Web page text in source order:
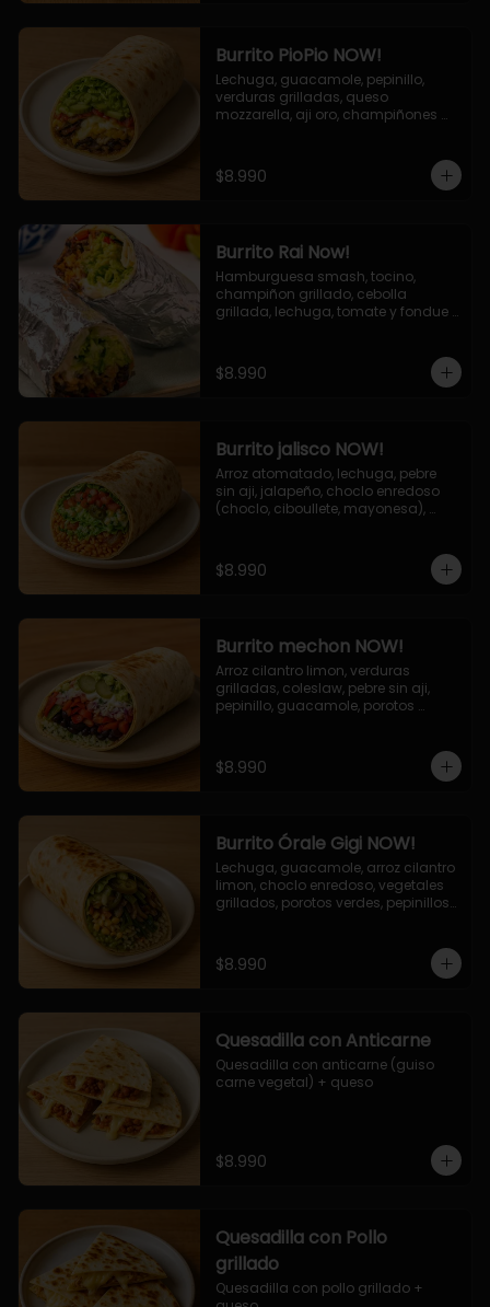
Burrito PioPio NOW!
Lechuga, guacamole, pepinillo,
verduras grilladas, queso
mozzarella, aji oro, champiñones
$8.990
Burrito Rai Now!
Hamburguesa smash, tocino,
champiñon grillado, cebolla
grillada, lechuga, tomate y fondue
$8.990
Burrito jalisco NOW!
Arroz atomatado, lechuga, pebre
sin aji, jalapeño, choclo enredoso
(choclo, ciboullete, mayonesa),
$8.990
Burrito mechon NOW!
Arroz cilantro limon, verduras
grilladas, coleslaw, pebre sin aji,
pepinillo, guacamole, porotos
$8.990
Burrito Órale Gigi NOW!
Lechuga, guacamole, arroz cilantro
limon, choclo enredoso, vegetales
grillados, porotos verdes, pepinillos
$8.990
Quesadilla con Anticarne
Quesadilla con anticarne (guiso
carne vegetal) + queso
$8.990
Quesadilla con Pollo
grillado
Quesadilla con pollo grillado +